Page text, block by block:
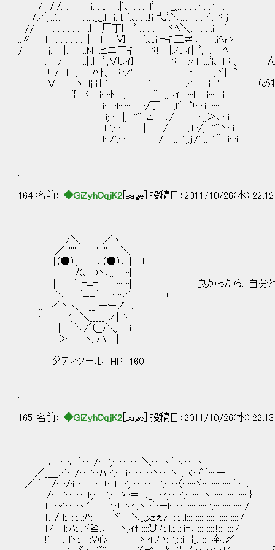
/ /./. : : : : : i: : :.i i: :|ﾞ､: : :.:i::lﾞ:､: :､_;,.: : : :ヽ: :ヽ: :.!
/／j:.;'.: : : : : :.::|:_:_:ｌ i: l. ﾞ:､: : ::!i 弋ﾞ:＼:::. : : :.ヾ: ヾ:j
// .!:l: : : : : : ::::}: : 厂丁{ ﾞ:､: ::i:! ヾﾍ＼:::. : : :i; : ﾞ!
..〃 l:l: : : : : : ::::|l: :.ｌ Ⅵ ﾞ:､:.i =キ三≠i､: : : :iﾍrゝ
/ lj: : :,|: : : :::Ｎ: :ヒニ干ｷ ヾ! |ノしｲ| lﾞ;:､: : :iﾍ
.l: :./ !: : : ::|::}; |ﾞ:,∨しｲ} ヾ＿ｼ l:;::::ﾞi､: lヾ:、
!:./ l: |; : :l::ﾊ:ﾄ、 ヾシ' ・,!;:::::j:,:ヾ| `
V l:.!ヽ: lj i:{::ﾞ:. ′ ／!; : :i: :',| （あれ？ この
ﾞ{ ヾ| i:::::ト.. ,,_ ＾ _,,. イ＾i:::l; : :i:::: :.i
i: :.::l::|:::::￣:/丁 ,l'′`!: :.i::::::: :i.
i; : :l:|,.-''" ∠--､/ . l: :.j,＞､:: i.
l::',: :.l| ｜ / ,.l :/,.-''"ヽ: i.
l:::/',: :| l / ,,-'',,j:/' ,,-''" i: :i.
164 名前： ◆GiZyhOqjK2 [sage] 投稿日：2011/10/26(水)
/＼＿＿_／ヽ
／'''''' '''''':::::::＼
. |（●）, ､（●）､.:| ＋
| ,,ﾉ(､_, )ヽ､,, .::::|
. | ｀-=ﾆ=- ' .:::::::| + 良かったら、自分と組ん
＼ ｀ﾆﾆ´ .:::::／ +
,,.....イ.ヽヽ、ﾆ__ ーーノﾞ-､.
: | '; ＼_____ ノ.| ヽ i
| ＼/ﾞ（__)＼,| i |
＞ ヽ. ハ | |｜
ダディクール HP 160
165 名前： ◆GiZyhOqjK2 [sage] 投稿日：2011/10/26(水)
．.:.:´:．:´:.:.:./:.!:.',:.:.:.:.:.:.:.:.＼:.:.:.ヽ｀:.:､:.:.:.ヽ
／_＿／:.:./:.:.:.':.:.ﾊ:.:',:.:. ｉ:.:.:.:.:.:.:ヽ:.:.:.ヽ:.,-<::ゞ｀::::ー..
／ ´ ./:.:.:/:ｉ:.:.:.:.!:.:! .!:.:.l､:.:',:.:.:.:.:.:.:.: ',:.:.:.:〈:::::::ヾ::::::::::::::::｀::...､
. /:.:.: ':.:l:.:.:.:.l:,:l ',:.:l ゝ:＝-､_:.:.:.:',:.:.:.:',::::::::::ヽ:::::::::::::::::::::}
l:.:.:.:ｲ:.:l:.:.:イ:.l .',:.! ヽ:'.,ヽ:.:｀:ーl:.:.:.:.l:::::::::::::',:::::::::::::::::/
l:.:./ l:.:l:.:.:.:ﾊ:! .ヾ ＼_,,xzぇｧl:.:.:.:.l:::::::::::::::l:::::::::::::/
l:/ l:.ﾊ:.:.ヾ≧.､ ヽ,ィf::::::ひ7:.:l,:.:.:.ｉ‐．::::::::::!:::::::::/
!' .l:lゞ:. l:.:V心 !ゝイ,ハ:l ',:.:ｉ }_...:::::夲､〆